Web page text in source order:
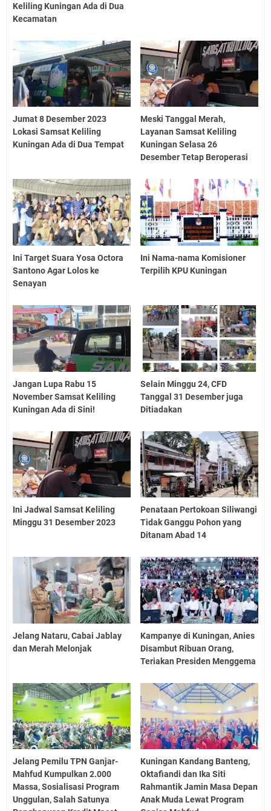
Keliling Kuningan Ada di Dua
Kecamatan
Jumat 8 Desember 2023
Lokasi Samsat Keliling
Kuningan Ada di Dua Tempat
Meski Tanggal Merah,
Layanan Samsat Keliling
Kuningan Selasa 26
Desember Tetap Beroperasi
Ini Target Suara Yosa Octora
Santono Agar Lolos ke
Senayan
Ini Nama-nama Komisioner
Terpilih KPU Kuningan
Jangan Lupa Rabu 15
November Samsat Keliling
Kuningan Ada di Sini!
Selain Minggu 24, CFD
Tanggal 31 Desember juga
Ditiadakan
Ini Jadwal Samsat Keliling
Minggu 31 Desember 2023
Penataan Pertokoan Siliwangi
Tidak Ganggu Pohon yang
Ditanam Abad 14
Jelang Nataru, Cabai Jablay
dan Merah Melonjak
Kampanye di Kuningan, Anies
Disambut Ribuan Orang,
Teriakan Presiden Menggema
Jelang Pemilu TPN Ganjar-
Mahfud Kumpulkan 2.000
Massa, Sosialisasi Program
Unggulan, Salah Satunya
Kuningan Kandang Banteng,
Oktafiandi dan Ika Siti
Rahmantik Jamin Masa Depan
Anak Muda Lewat Program